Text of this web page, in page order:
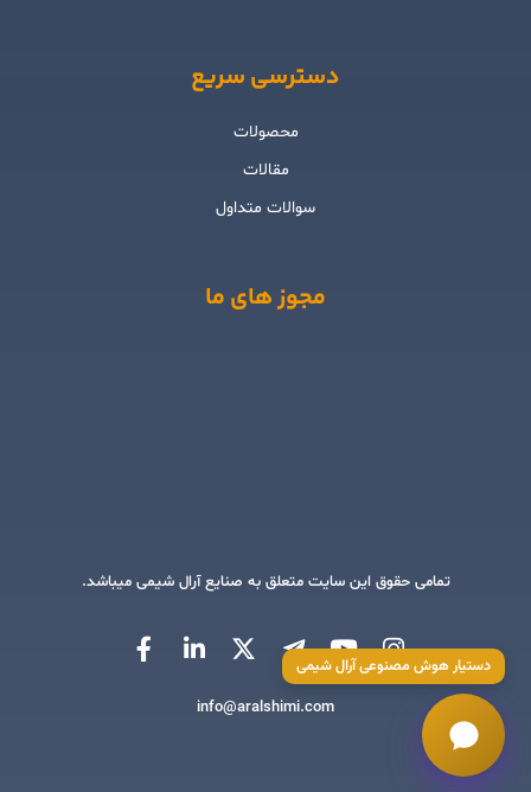
دسترسی سریع
محصولات
مقالات
سوالات متداول
مجوز های ما
تمامی حقوق این سایت متعلق به صنایع آرال شیمی میباشد.
info@aralshimi.com
دستیار هوش مصنوعی آرال شیمی